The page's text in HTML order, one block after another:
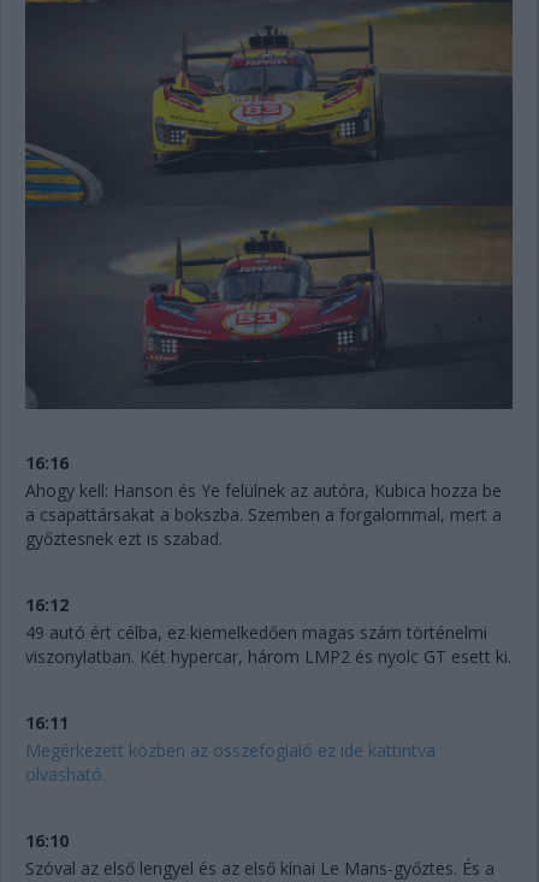
16:16
Ahogy kell: Hanson és Ye felülnek az autóra, Kubica hozza be
a csapattársakat a bokszba. Szemben a forgalommal, mert a
győztesnek ezt is szabad.
16:12
49 autó ért célba, ez kiemelkedően magas szám történelmi
viszonylatban. Két hypercar, három LMP2 és nyolc GT esett ki.
16:11
Megérkezett közben az összefoglaló ez ide kattintva
olvasható.
16:10
Szóval az első lengyel és az első kínai Le Mans-győztes. És a